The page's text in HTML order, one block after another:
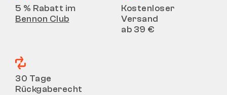
5 % Rabatt im
Bennon Club
Kostenloser
Versand
ab 39 €
30 Tage
Rückgaberecht